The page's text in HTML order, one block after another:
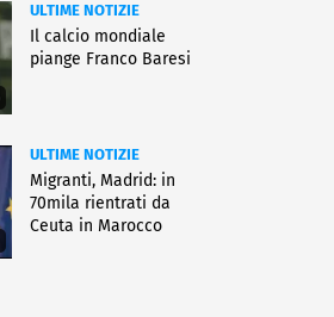
ULTIME NOTIZIE
Il calcio mondiale
piange Franco Baresi
ULTIME NOTIZIE
Migranti, Madrid: in
70mila rientrati da
Ceuta in Marocco